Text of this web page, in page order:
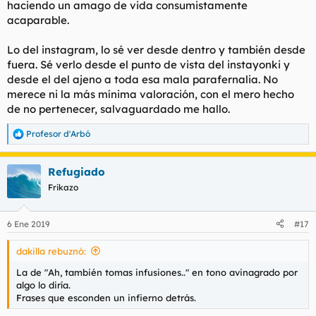
haciendo un amago de vida consumistamente
acaparable.
Lo del instagram, lo sé ver desde dentro y también desde
fuera. Sé verlo desde el punto de vista del instayonki y
desde el del ajeno a toda esa mala parafernalia. No
merece ni la más mínima valoración, con el mero hecho
de no pertenecer, salvaguardado me hallo.
R
e
c
i
e
s
Profesor d'Arbó
Refugiado
Frikazo
6 Ene 2019 #17
dakilla rebuznó:
La de "Ah, también tomas infusiones.." en tono avinagrado por
algo lo diría.
Frases que esconden un infierno detrás.